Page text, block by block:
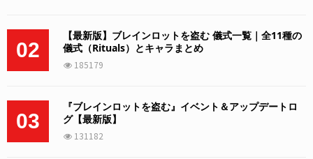
02
【最新版】ブレインロットを盗む 儀式一覧｜全11種の
儀式（Rituals）とキャラまとめ
185179
03
『ブレインロットを盗む』イベント＆アップデートロ
グ【最新版】
131182